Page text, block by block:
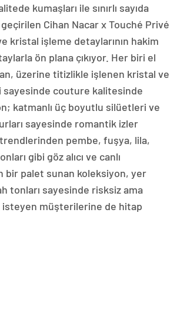
kumaşları ile sınırlı sayıda
Cihan Nacar x Touché Privé
kristal işleme detaylarının hakim
ön plana çıkıyor. Her biri el
üzerine titizlikle işlenen kristal ve
sayesinde couture kalitesinde
katmanlı üç boyutlu silüetleri ve
sayesinde romantik izler
pembe, fuşya, lila,
gibi göz alıcı ve canlı
bir palet sunan koleksiyon, yer
tonları sayesinde risksiz ama
isteyen müşterilerine de hitap